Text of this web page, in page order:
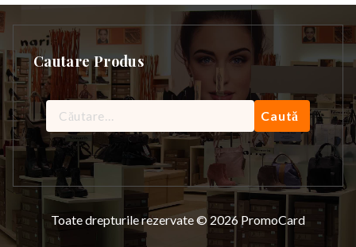
Cautare Produs
Caută
după:
Toate drepturile rezervate © 2026 PromoCard